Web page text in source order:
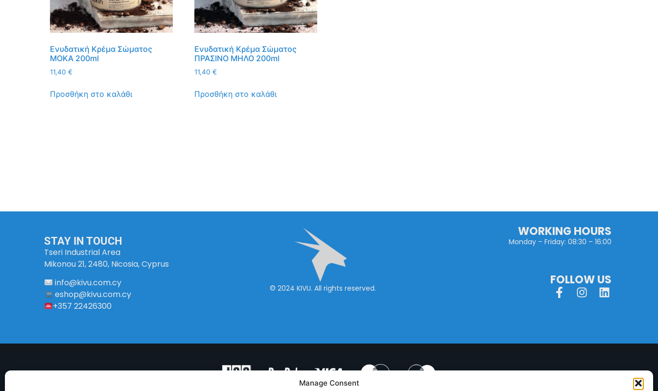
Manage Consent
Ενυδατική Κρέμα Σώματος
ΜΟΚΑ 200ml
11,40 €
Προσθήκη στο καλάθι
Ενυδατική Κρέμα Σώματος
ΠΡΑΣΙΝΟ ΜΗΛΟ 200ml
11,40 €
Προσθήκη στο καλάθι
STAY IN TOUCH
Tseri Industrial Area
Mikonou 21, 2480, Nicosia, Cyprus
info@kivu.com.cy
eshop@kivu.com.cy
+357 22426300
© 2024 KIVU. All rights reserved.
WORKING HOURS
Monday – Friday: 08:30 – 16:00
FOLLOW US